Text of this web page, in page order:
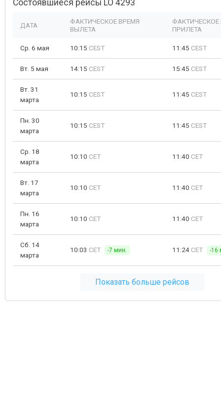
Состоявшиеся рейсы LO 4293
ДАТА
ФАКТИЧЕСКОЕ ВРЕМЯ
ВЫЛЕТА
ФАКТИЧЕСКОЕ
ПРИЛЕТА
Ср. 6 мая 10:15 CEST 11:45 CEST
Вт. 5 мая 14:15 CEST 15:45 CEST
Вт. 31
марта
10:15 CEST 11:45 CEST
Пн. 30
марта
10:15 CEST 11:45 CEST
Ср. 18
марта
10:10 CET 11:40 CET
Вт. 17
марта
10:10 CET 11:40 CET
Пн. 16
марта
10:10 CET 11:40 CET
Сб. 14
марта
10:03 CET -7 мин. 11:24 CET -16
Показать больше рейсов